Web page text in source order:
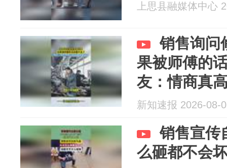
上思县融媒体中心
销售询问
果被师傅的
友：情商真
新知速报 2026-08-
销售宣传
么砸都不会